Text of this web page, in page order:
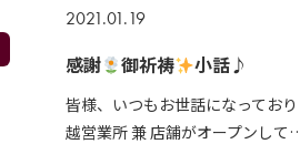
2021.01.19
感謝 御祈祷 小話♪
皆様、いつもお世話になってお
越営業所 兼 店舗がオープンして